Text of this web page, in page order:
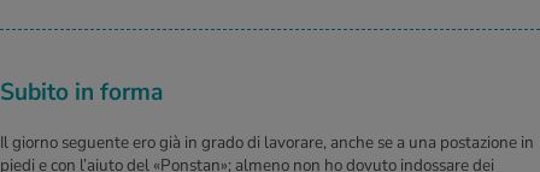
Subito in forma
Il giorno seguente ero già in grado di lavorare, anche se a una postazione in
piedi e con l’aiuto del «Ponstan»; almeno non ho dovuto indossare dei